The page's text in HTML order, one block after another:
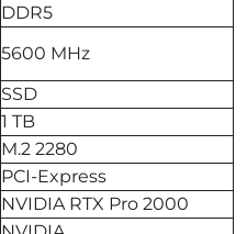
DDR5
5600 MHz
SSD
1 TB
M.2 2280
PCI-Express
NVIDIA RTX Pro 2000